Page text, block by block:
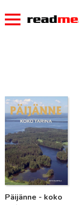
Päijänne - koko
Lue lisää